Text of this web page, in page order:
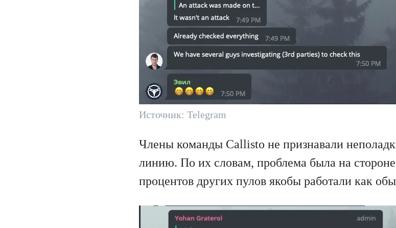
Источник: Telegram
Члены команды Callisto не признавали
линию. По их словам, проблема была на
процентов других пулов якобы работали как